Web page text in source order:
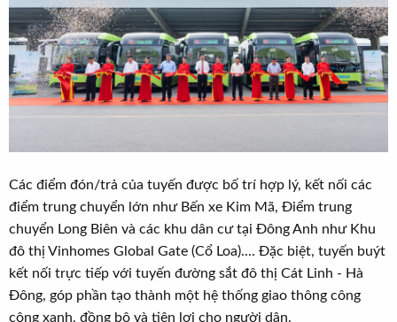
Các điểm đón/trả của tuyến được bố trí hợp lý, kết nối các
điểm trung chuyển lớn như Bến xe Kim Mã, Điểm trung
chuyển Long Biên và các khu dân cư tại Đông Anh như Khu
đô thị Vinhomes Global Gate (Cổ Loa).... Đặc biệt, tuyến buýt
kết nối trực tiếp với tuyến đường sắt đô thị Cát Linh - Hà
Đông, góp phần tạo thành một hệ thống giao thông công
cộng xanh, đồng bộ và tiện lợi cho người dân.